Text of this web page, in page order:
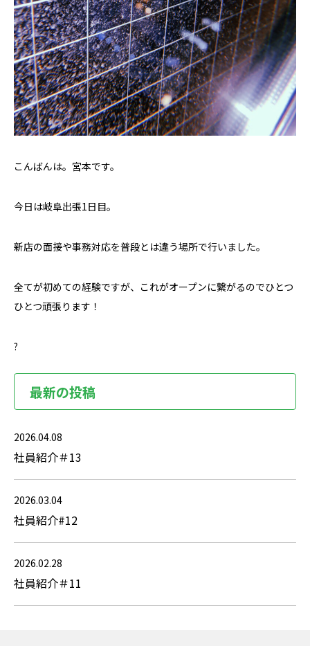
こんばんは。宮本です。
今日は岐阜出張1日目。
新店の面接や事務対応を普段とは違う場所で行いました。
全てが初めての経験ですが、これがオープンに繋がるのでひとつ
ひとつ頑張ります！
?
最新の投稿
2026.04.08
社員紹介＃13
2026.03.04
社員紹介#12
2026.02.28
社員紹介＃11